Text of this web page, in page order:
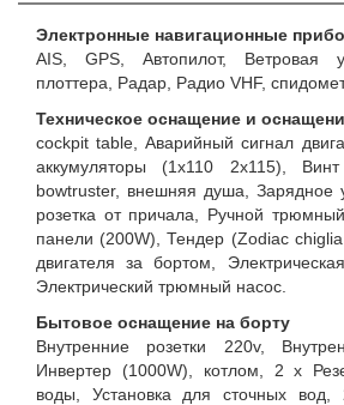
Электронные навигационные
AIS, GPS, Автопилот, Ветровая
плоттера, Радар, Радио VHF,
Техническое оснащение и
cockpit table, Аварийный сигнал
аккумуляторы (1x110 2x115),
bowtruster, внешняя душа, Зарядное
розетка от причала, Ручной
панели (200W), Тендер (Zodiac
двигателя за бортом,
Электрический трюмный насос.
Бытовое оснащение на борту
Внутренние розетки 220v,
Инвертер (1000W), котлом, 2 x
воды, Установка для сточных вод,